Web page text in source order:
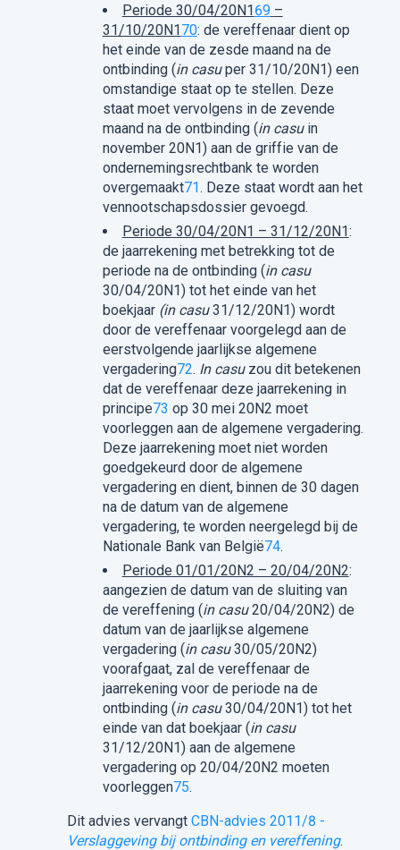
Periode 30/04/20N169 –
31/10/20N170: de vereffenaar dient op
het einde van de zesde maand na de
ontbinding (in casu per 31/10/20N1) een
omstandige staat op te stellen. Deze
staat moet vervolgens in de zevende
maand na de ontbinding (in casu in
november 20N1) aan de griffie van de
ondernemingsrechtbank te worden
overgemaakt71. Deze staat wordt aan het
vennootschapsdossier gevoegd.
Periode 30/04/20N1 – 31/12/20N1:
de jaarrekening met betrekking tot de
periode na de ontbinding (in casu
30/04/20N1) tot het einde van het
boekjaar (in casu 31/12/20N1) wordt
door de vereffenaar voorgelegd aan de
eerstvolgende jaarlijkse algemene
vergadering72. In casu zou dit betekenen
dat de vereffenaar deze jaarrekening in
principe73 op 30 mei 20N2 moet
voorleggen aan de algemene vergadering.
Deze jaarrekening moet niet worden
goedgekeurd door de algemene
vergadering en dient, binnen de 30 dagen
na de datum van de algemene
vergadering, te worden neergelegd bij de
Nationale Bank van België74.
Periode 01/01/20N2 – 20/04/20N2:
aangezien de datum van de sluiting van
de vereffening (in casu 20/04/20N2) de
datum van de jaarlijkse algemene
vergadering (in casu 30/05/20N2)
voorafgaat, zal de vereffenaar de
jaarrekening voor de periode na de
ontbinding (in casu 30/04/20N1) tot het
einde van dat boekjaar (in casu
31/12/20N1) aan de algemene
vergadering op 20/04/20N2 moeten
voorleggen75.
Dit advies vervangt CBN-advies 2011/8 -
Verslaggeving bij ontbinding en vereffening.